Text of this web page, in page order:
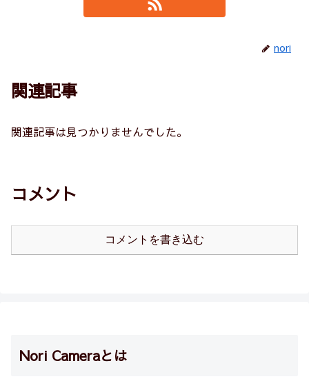
nori
関連記事
関連記事は見つかりませんでした。
コメント
コメントを書き込む
Nori Cameraとは